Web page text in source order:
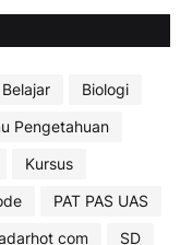
Biologi
Pengetahuan
Kursus
PAT PAS UAS
com
SD